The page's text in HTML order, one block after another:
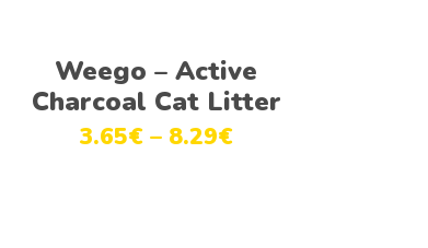
Ver opções
Weego – Active
Charcoal Cat Litter
3.65€ – 8.29€